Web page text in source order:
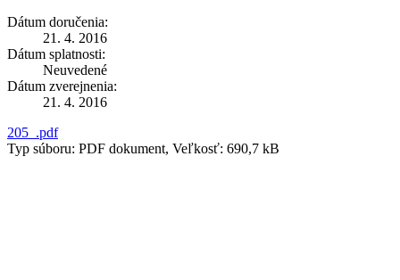
Dátum doručenia:
21. 4. 2016
Dátum splatnosti:
Neuvedené
Dátum zverejnenia:
21. 4. 2016
205_.pdf
Typ súboru: PDF dokument, Veľkosť: 690,7 kB